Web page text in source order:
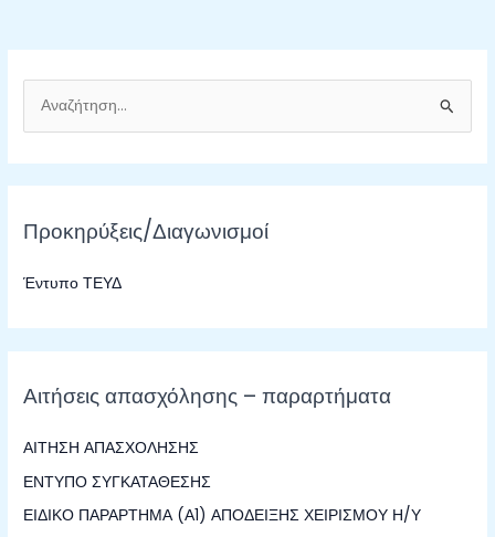
ν
α
ή
η
η
ι
α
Προκηρύξεις/Διαγωνισμοί
Έντυπο ΤΕΥΔ
Αιτήσεις απασχόλησης – παραρτήματα
ΑΙΤΗΣΗ ΑΠΑΣΧΟΛΗΣΗΣ
ΕΝΤΥΠΟ ΣΥΓΚΑΤΑΘΕΣΗΣ
ΕΙΔΙΚΟ ΠΑΡΑΡΤΗΜΑ (Α1) ΑΠΟΔΕΙΞΗΣ ΧΕΙΡΙΣΜΟΥ Η/Υ